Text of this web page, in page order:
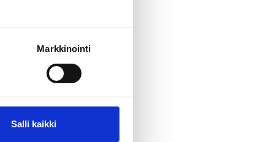
Markkinointi
Salli kaikki